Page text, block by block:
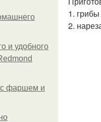
и удобного
с фаршем и
1.
2.